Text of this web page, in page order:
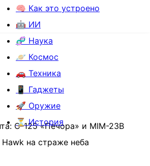
🧠 Как это устроено
🤖 ИИ
🧬 Наука
🪐 Космос
🚗 Техника
📱 Гаджеты
🚀 Оружие
⏳ История
С-125 «Печора» и MIM-23B
на страже неба